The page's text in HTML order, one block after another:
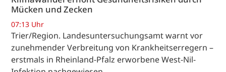
Mücken und Zecken
07:13 Uhr
Trier/Region. Landesuntersuchungsamt warnt vor
zunehmender Verbreitung von Krankheitserregern –
erstmals in Rheinland-Pfalz erworbene West-Nil-